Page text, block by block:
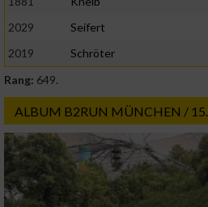
2029
Seifert
2019
Schröter
Rang: 649.
ALBUM B2RUN MÜNCHEN /
Verwendung reduzierter Daten
Verwendung genauer
Geräte anhand von aktiv
Informationen identifizieren
Nicht-IAB-Verarbeitungszwecke: